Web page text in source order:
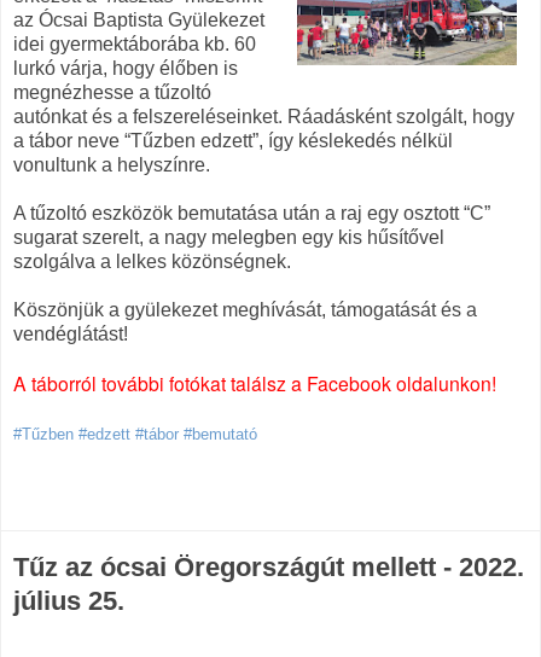
az Ócsai Baptista Gyülekezet
idei gyermektáborába kb. 60
lurkó várja, hogy élőben is
megnézhesse a tűzoltó
autónkat és a felszereléseinket. Ráadásként szolgált, hogy
a tábor neve “Tűzben edzett”, így késlekedés nélkül
vonultunk a helyszínre.
A tűzoltó eszközök bemutatása után a raj egy osztott “C”
sugarat szerelt, a nagy melegben egy kis hűsítővel
szolgálva a lelkes közönségnek.
Köszönjük a gyülekezet meghívását, támogatását és a
vendéglátást!
A táborról további fotókat találsz a Facebook oldalunkon!
#Tűzben #edzett #tábor #bemutató
Tűz az ócsai Öregországút mellett - 2022.
július 25.